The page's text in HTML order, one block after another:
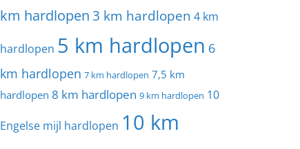
km hardlopen 3 km hardlopen 4 km
hardlopen 5 km hardlopen 6
km hardlopen 7 km hardlopen 7,5 km
hardlopen 8 km hardlopen 9 km hardlopen 10
Engelse mijl hardlopen 10 km